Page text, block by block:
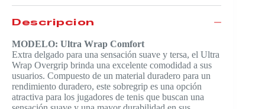
Descripción
MODELO: Ultra Wrap Comfort
Extra delgado para una sensación suave y tersa, el Ultra
Wrap Overgrip brinda una excelente comodidad a sus
usuarios. Compuesto de un material duradero para un
rendimiento duradero, este sobregrip es una opción
atractiva para los jugadores de tenis que buscan una